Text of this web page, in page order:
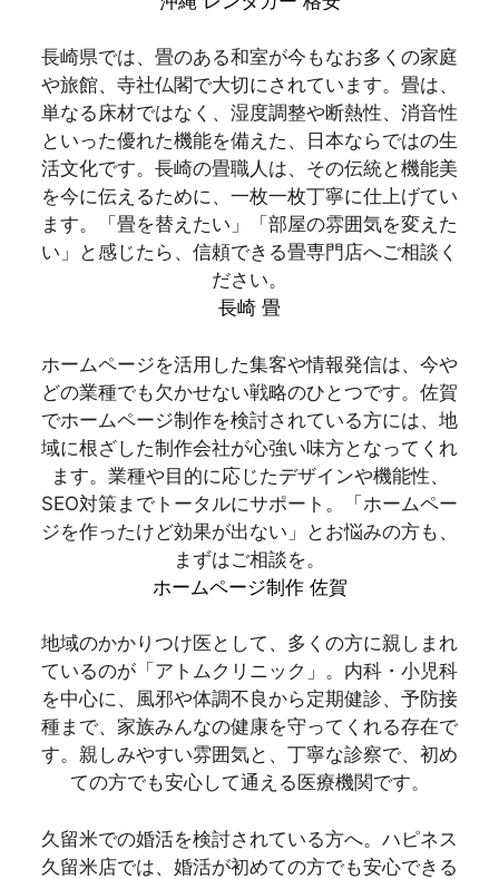
長崎県では、畳のある和室が今もなお多くの家庭
や旅館、寺社仏閣で大切にされています。畳は、
単なる床材ではなく、湿度調整や断熱性、消音性
といった優れた機能を備えた、日本ならではの生
活文化です。長崎の畳職人は、その伝統と機能美
を今に伝えるために、一枚一枚丁寧に仕上げてい
ます。「畳を替えたい」「部屋の雰囲気を変えた
い」と感じたら、信頼できる畳専門店へご相談く
ださい。
長崎 畳
ホームページを活用した集客や情報発信は、今や
どの業種でも欠かせない戦略のひとつです。佐賀
でホームページ制作を検討されている方には、地
域に根ざした制作会社が心強い味方となってくれ
ます。業種や目的に応じたデザインや機能性、
SEO対策までトータルにサポート。「ホームペー
ジを作ったけど効果が出ない」とお悩みの方も、
まずはご相談を。
ホームページ制作 佐賀
地域のかかりつけ医として、多くの方に親しまれ
ているのが「アトムクリニック」。内科・小児科
を中心に、風邪や体調不良から定期健診、予防接
種まで、家族みんなの健康を守ってくれる存在で
す。親しみやすい雰囲気と、丁寧な診察で、初め
ての方でも安心して通える医療機関です。
久留米での婚活を検討されている方へ。ハピネス
久留米店では、婚活が初めての方でも安心できる